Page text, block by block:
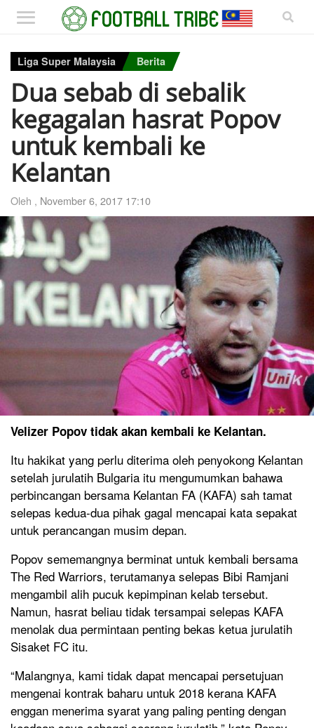
Liga Super Malaysia Berita
Dua sebab di sebalik
kegagalan hasrat Popov
untuk kembali ke
Kelantan
Oleh , November 6, 2017 17:10
Velizer Popov tidak akan kembali ke Kelantan.
Itu hakikat yang perlu diterima oleh penyokong Kelantan
setelah jurulatih Bulgaria itu mengumumkan bahawa
perbincangan bersama Kelantan FA (KAFA) sah tamat
selepas kedua-dua pihak gagal mencapai kata sepakat
untuk perancangan musim depan.
Popov sememangnya berminat untuk kembali bersama
The Red Warriors, terutamanya selepas Bibi Ramjani
mengambil alih pucuk kepimpinan kelab tersebut.
Namun, hasrat beliau tidak tersampai selepas KAFA
menolak dua permintaan penting bekas ketua jurulatih
Sisaket FC itu.
“Malangnya, kami tidak dapat mencapai persetujuan
mengenai kontrak baharu untuk 2018 kerana KAFA
enggan menerima syarat yang paling penting dengan